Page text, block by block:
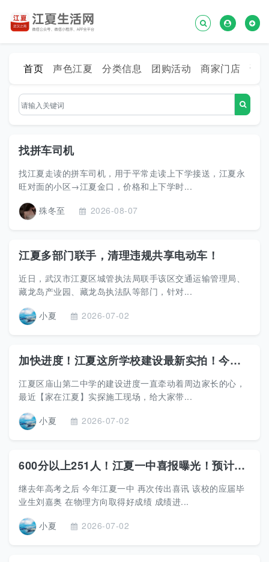
首页 声色江夏 分类信息 团购活动 商家门店 话
找拼车司机
找江夏走读的拼车司机，用于平常走读上下学接送，江夏永
旺对面的小区→江夏金口，价格和上下学时...
殊冬至
2026-08-07
江夏多部门联手，清理违规共享电动车！
近日，武汉市江夏区城管执法局联手该区交通运输管理局、
藏龙岛产业园、藏龙岛执法队等部门，针对...
小夏
2026-07-02
加快进度！江夏这所学校建设最新实拍！今秋投用！
江夏区庙山第二中学的建设进度一直牵动着周边家长的心，
最近【家在江夏】实探施工现场，给大家带...
小夏
2026-07-02
600分以上251人！江夏一中喜报曝光！预计有多位学生被清北录取
继去年高考之后 今年江夏一中 再次传出喜讯 该校的应届毕
业生刘嘉奥 在物理方向取得好成绩 成绩进...
小夏
2026-07-02